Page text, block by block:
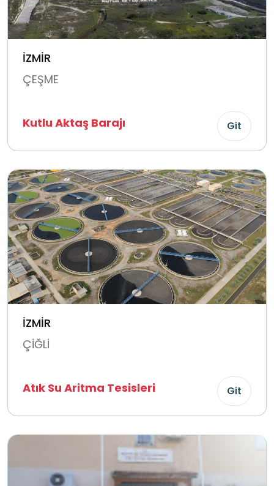
İZMİR
ÇEŞME
Kutlu Aktaş Barajı Git
İZMİR
ÇİĞLİ
Atık Su Aritma Tesisleri Git